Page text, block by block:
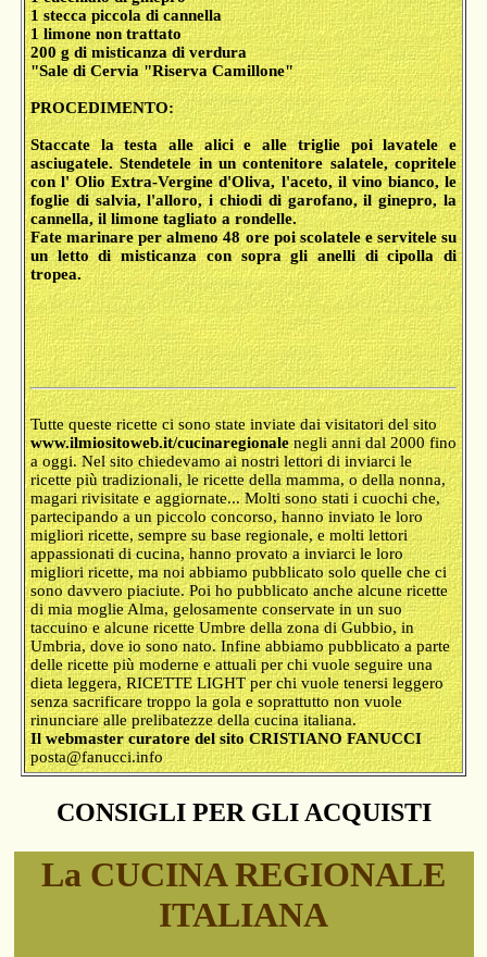
1 stecca piccola di cannella
1 limone non trattato
200 g di misticanza di verdura
"Sale di Cervia "Riserva Camillone"
PROCEDIMENTO:
Staccate la testa alle alici e alle triglie poi lavatele e
asciugatele. Stendetele in un contenitore salatele, copritele
con l' Olio Extra-Vergine d'Oliva, l'aceto, il vino bianco, le
foglie di salvia, l'alloro, i chiodi di garofano, il ginepro, la
cannella, il limone tagliato a rondelle.
Fate marinare per almeno 48 ore poi scolatele e servitele su
un letto di misticanza con sopra gli anelli di cipolla di
tropea.
Tutte queste ricette ci sono state inviate dai visitatori del sito
www.ilmiositoweb.it/cucinaregionalenegli anni dal 2000 fino
a oggi. Nel sito chiedevamo ai nostri lettori di inviarci le
ricette più tradizionali, le ricette della mamma, o della nonna,
magari rivisitate e aggiornate... Molti sono stati i cuochi che,
partecipando a un piccolo concorso, hanno inviato le loro
migliori ricette, sempre su base regionale, e molti lettori
appassionati di cucina, hanno provato a inviarci le loro
migliori ricette, ma noi abbiamo pubblicato solo quelle che ci
sono davvero piaciute. Poi ho pubblicato anche alcune ricette
di mia moglie Alma, gelosamente conservate in un suo
taccuino e alcune ricette Umbre della zona di Gubbio, in
Umbria, dove io sono nato. Infine abbiamo pubblicato a parte
delle ricette più moderne e attuali per chi vuole seguire una
dieta leggera, RICETTE LIGHT per chi vuole tenersi leggero
senza sacrificare troppo la gola e soprattutto non vuole
rinunciare alle prelibatezze della cucina italiana.
Il webmaster curatore del sito CRISTIANO FANUCCI
posta@fanucci.info
CONSIGLI PER GLI ACQUISTI
La CUCINA REGIONALE
ITALIANA